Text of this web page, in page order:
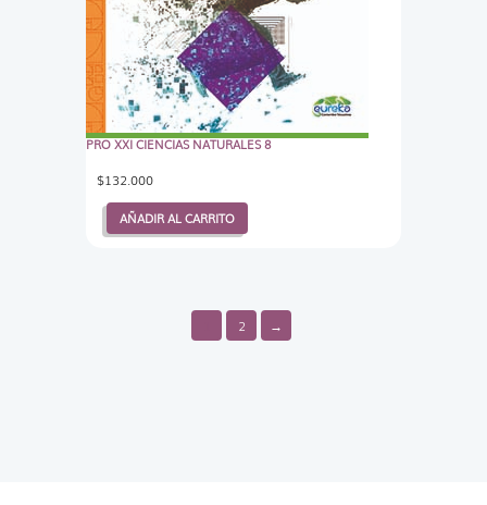
PRO XXI CIENCIAS NATURALES 8
$132.000
AÑADIR AL CARRITO
2 →